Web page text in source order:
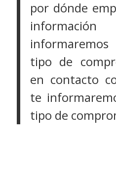
por dónde
tipo de
en contacto
te
tipo de